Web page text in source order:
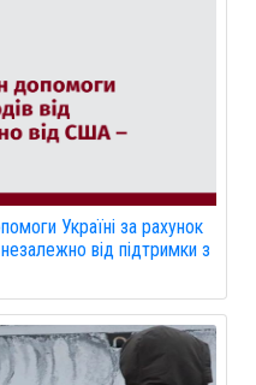
Україні за рахунок
незалежно від підтримки з